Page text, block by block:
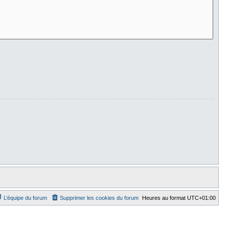
Heures au format UTC+01:00
Supprimer les cookies du forum
L’équipe du forum